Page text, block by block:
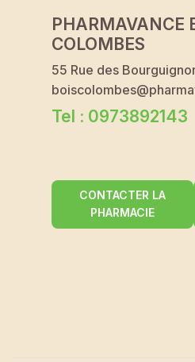
PHARMAVANCE
COLOMBES
55 Rue des
Tel : 0973892143
CONTACTER LA
PHARMACIE